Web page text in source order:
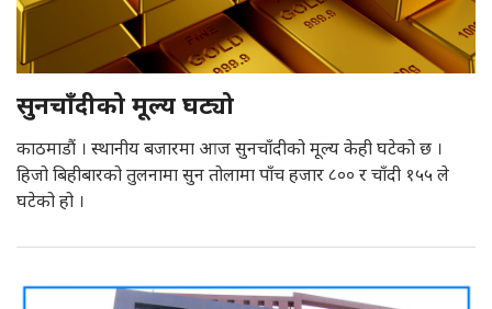
सुनचाँदीको मूल्य घट्यो
काठमाडौं । स्थानीय बजारमा आज सुनचाँदीको मूल्य केही घटेको छ ।
हिजो बिहीबारको तुलनामा सुन तोलामा पाँच हजार ८०० र चाँदी १५५ ले
घटेको हो ।